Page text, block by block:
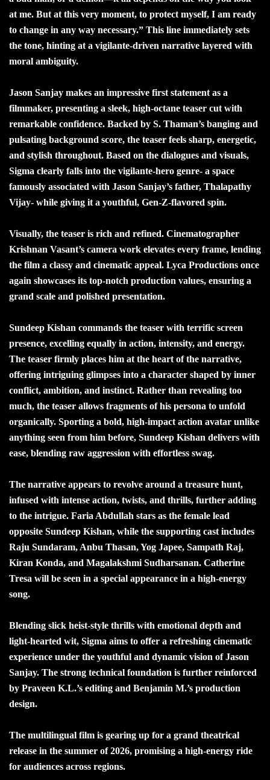
at me. But at this very moment, to protect myself, I am ready
to change in any way necessary.” This line immediately sets
the tone, hinting at a vigilante-driven narrative layered with
moral ambiguity.
Jason Sanjay makes an impressive first statement as a
filmmaker, presenting a sleek, high-octane teaser cut with
remarkable confidence. Backed by S. Thaman’s banging and
pulsating background score, the teaser feels sharp, energetic,
and stylish throughout. Based on the dialogues and visuals,
Sigma clearly falls into the vigilante-hero genre- a space
famously associated with Jason Sanjay’s father, Thalapathy
Vijay- while giving it a youthful, Gen-Z-flavored spin.
Visually, the teaser is rich and refined. Cinematographer
Krishnan Vasant’s camera work elevates every frame, lending
the film a classy and cinematic appeal. Lyca Productions once
again showcases its top-notch production values, ensuring a
grand scale and polished presentation.
Sundeep Kishan commands the teaser with terrific screen
presence, excelling equally in action, intensity, and energy.
The teaser firmly places him at the heart of the narrative,
offering intriguing glimpses into a character shaped by inner
conflict, ambition, and instinct. Rather than revealing too
much, the teaser allows fragments of his persona to unfold
organically. Sporting a bold, high-impact action avatar unlike
anything seen from him before, Sundeep Kishan delivers with
ease, blending raw aggression with effortless swag.
The narrative appears to revolve around a treasure hunt,
infused with intense action, twists, and thrills, further adding
to the intrigue. Faria Abdullah stars as the female lead
opposite Sundeep Kishan, while the supporting cast includes
Raju Sundaram, Anbu Thasan, Yog Japee, Sampath Raj,
Kiran Konda, and Magalakshmi Sudharsanan. Catherine
Tresa will be seen in a special appearance in a high-energy
song.
Blending slick heist-style thrills with emotional depth and
light-hearted wit, Sigma aims to offer a refreshing cinematic
experience under the youthful and dynamic vision of Jason
Sanjay. The strong technical foundation is further reinforced
by Praveen K.L.’s editing and Benjamin M.’s production
design.
The multilingual film is gearing up for a grand theatrical
release in the summer of 2026, promising a high-energy ride
for audiences across regions.